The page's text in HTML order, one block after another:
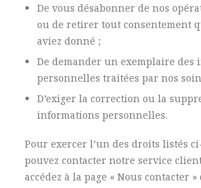
De vous désabonner de nos
ou de retirer tout consentement
aviez donné ;
De demander un exemplaire des
personnelles traitées par nos
D’exiger la correction ou la
informations personnelles.
Pour exercer l’un des droits listés
pouvez contacter notre service
accédez à la page « Nous contacter »